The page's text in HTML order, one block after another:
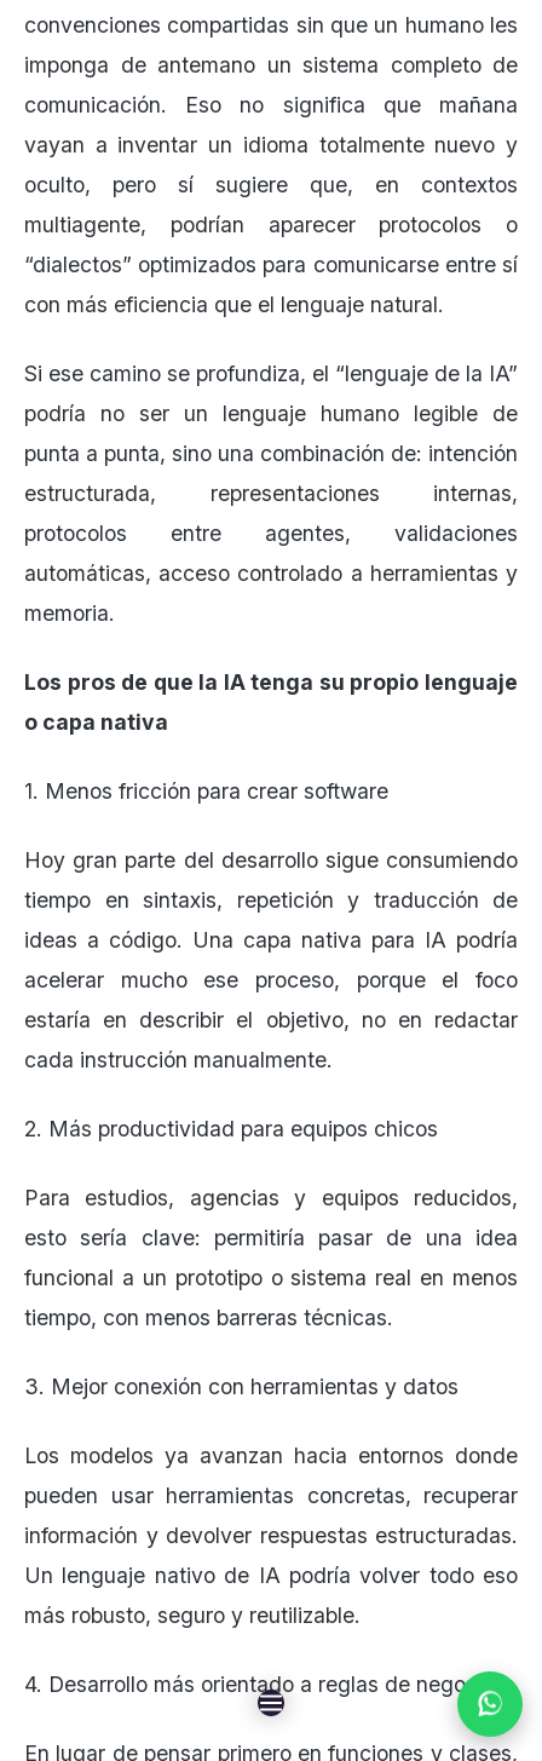
convenciones compartidas sin que un humano les
imponga de antemano un sistema completo de
comunicación. Eso no significa que mañana
vayan a inventar un idioma totalmente nuevo y
oculto, pero sí sugiere que, en contextos
multiagente, podrían aparecer protocolos o
“dialectos” optimizados para comunicarse entre sí
con más eficiencia que el lenguaje natural.
Si ese camino se profundiza, el “lenguaje de la IA”
podría no ser un lenguaje humano legible de
punta a punta, sino una combinación de: intención
estructurada, representaciones internas,
protocolos entre agentes, validaciones
automáticas, acceso controlado a herramientas y
memoria.
Los pros de que la IA tenga su propio lenguaje
o capa nativa
1. Menos fricción para crear software
Hoy gran parte del desarrollo sigue consumiendo
tiempo en sintaxis, repetición y traducción de
ideas a código. Una capa nativa para IA podría
acelerar mucho ese proceso, porque el foco
estaría en describir el objetivo, no en redactar
cada instrucción manualmente.
2. Más productividad para equipos chicos
Para estudios, agencias y equipos reducidos,
esto sería clave: permitiría pasar de una idea
funcional a un prototipo o sistema real en menos
tiempo, con menos barreras técnicas.
3. Mejor conexión con herramientas y datos
Los modelos ya avanzan hacia entornos donde
pueden usar herramientas concretas, recuperar
información y devolver respuestas estructuradas.
Un lenguaje nativo de IA podría volver todo eso
más robusto, seguro y reutilizable.
4. Desarrollo más orientado a reglas de negocio
En lugar de pensar primero en funciones y clases,